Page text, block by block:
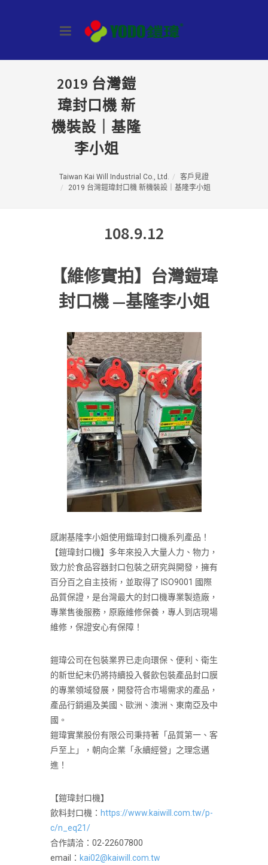
2019 台灣鎧
瑋封口機 新
機裝設｜基隆
李小姐
Taiwan Kai Will Industrial Co., Ltd.
客戶見證
2019 台灣鎧瑋封口機 新機裝設｜基隆李小姐
108.9.12
【維修實拍】台灣鎧瑋
封口機 —基隆李小姐
感謝基隆李小姐使用鍇瑋封口機系列產品！
【鎧瑋封口機】多年來投入大量人力、物力，
致力於食品容器封口包裝之研究與開發，擁有
百分百之自主技術，並取得了 ISO9001 國際
品質保證，是台灣最大的封口機專業製造廠，
專業售後服務，原廠維修保養，專人到店現場
維修，保證安心有保障！
鎧瑋公司在包裝業界已走向環保、便利、衛生
的新世紀末仍將持續投入餐飲包裝產品封口膜
的專業領域發展，開發符合市場需求的產品，
產品行銷遍及美國、歐洲、澳洲、東南亞及中
國。
鎧瑋實業股份有限公司秉持著「品質第一、客
戶至上」，朝向企業「永續經營」之理念邁
進！
【鎧瑋封口機】
飲料封口機： https://www.kaiwill.com.tw/p-
c/n_eq21/
合作請洽：02-22607800
email： kai02@kaiwill.com.tw